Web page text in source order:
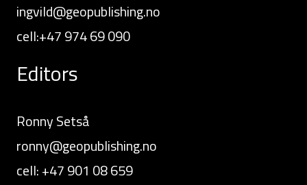
ingvild@geopublishing.no
cell:+47 974 69 090
Editors
Ronny Setså
ronny@geopublishing.no
cell: +47 901 08 659